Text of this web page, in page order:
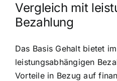
Vergleich mit
Bezahlung
Das Basis Gehalt bietet
leistungsabhängigen
Vorteile in Bezug auf